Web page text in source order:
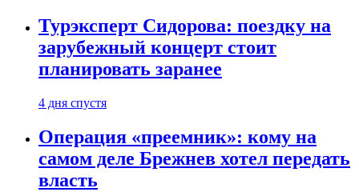
Турэксперт Сидорова: поездку на
зарубежный концерт стоит
планировать заранее
4 дня спустя
Операция «преемник»: кому на
самом деле Брежнев хотел передать
власть